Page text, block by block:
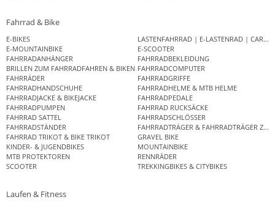
Fahrrad & Bike
E-BIKES
LASTENFAHRRAD | E-LASTENRAD |
E-MOUNTAINBIKE
E-SCOOTER
FAHRRADANHÄNGER
FAHRRADBEKLEIDUNG
BRILLEN ZUM FAHRRADFAHREN & BIKEN FAHRRADCOMPUTER
FAHRRÄDER
FAHRRADGRIFFE
FAHRRADHANDSCHUHE
FAHRRADHELME & MTB HELME
FAHRRADJACKE & BIKEJACKE
FAHRRADPEDALE
FAHRRADPUMPEN
FAHRRAD RUCKSÄCKE
FAHRRAD SATTEL
FAHRRADSCHLÖSSER
FAHRRADSTÄNDER
FAHRRADTRÄGER & FAHRRADTRÄGER
FAHRRAD TRIKOT & BIKE TRIKOT
GRAVEL BIKE
KINDER- & JUGENDBIKES
MOUNTAINBIKE
MTB PROTEKTOREN
RENNRÄDER
SCOOTER
TREKKINGBIKES & CITYBIKES
Laufen & Fitness